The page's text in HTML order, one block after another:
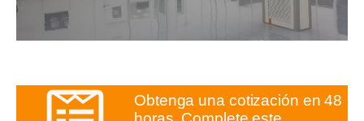
Obtenga una cotización en 48